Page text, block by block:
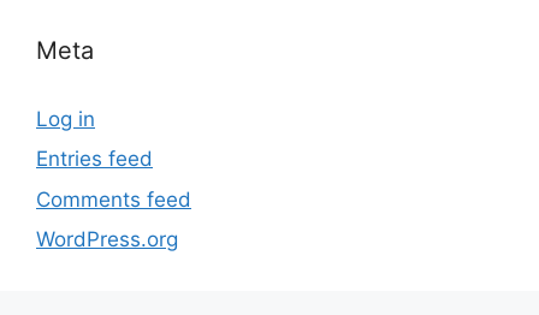
Meta
Log in
Entries feed
Comments feed
WordPress.org